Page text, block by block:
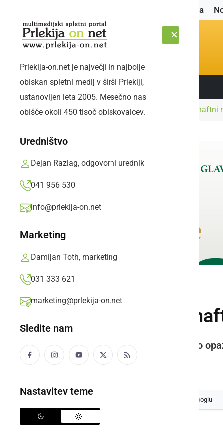
Naslovnica
ČETRTEK, 6. AVGUST 2026 Sledite nam:
Prlekija-on.net je največji in najbolje
obiskan spletni medij v širši Prlekiji,
ustanovljen leta 2005. Mesečno nas
obišče okoli 450 tisoč obiskovalcev.
Uredništvo
Dejan Razlag, odgovorni urednik
041 956 530
info@prlekija-on.net
Marketing
Damijan Toth, marketing
031 333 621
marketing@prlekija-on.net
Sledite nam
Nastavitev teme
Naslovnica Črna kronikaGasilci počistili naftni
Gasilci počistili
Na relaciji Ljutomer–Cven je bilo
Prlekija-on.net,sreda, 5. november 2025 ob 07:20
kot svoj prednostni vir na Googlu